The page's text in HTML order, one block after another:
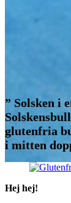
” Solsken i
glutenfria
i mitten
Hej hej!